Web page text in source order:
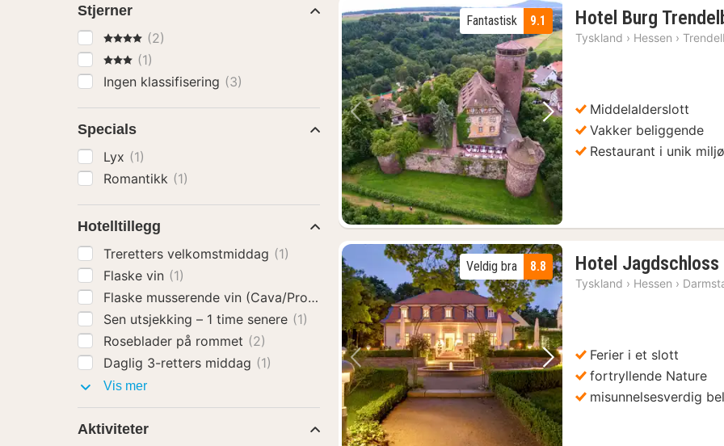
Forrige bilde Neste bilde
9.1
Fantastisk Hotel Burg
Tyskland › Hessen ›
Middelalderslott
Vakker beliggende
Restaurant i unik
Forrige bilde Neste bilde
8.8
Veldig bra Hotel
Tyskland › Hessen ›
Ferier i et slott
fortryllende Nature
misunnelsesverdig
Stjerner
4 Stjerner
(2)
3 Stjerner
(1)
Ingen klassifisering (3)
Specials
Lyx (1)
Romantikk (1)
Hotelltillegg
Treretters velkomstmiddag (1)
Flaske vin (1)
Flaske musserende vin (Cava/Prosecco)(3)
Sen utsjekking – 1 time senere (1)
Roseblader på rommet (2)
Daglig 3-retters middag (1)
Vis merHotelltillegg
Aktiviteter